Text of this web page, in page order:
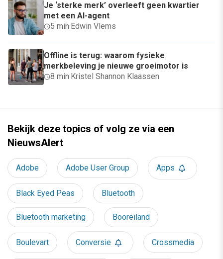
Je ‘sterke merk’ overleeft geen kwartier
met een AI-agent
5 min· Edwin Vlems
Offline is terug: waarom fysieke
merkbeleving je nieuwe groeimotor is
8 min· Kristel Shannon Klaassen
Bekijk deze topics of volg ze via een
NieuwsAlert
Adobe Adobe User Group Apps
Black Eyed Peas Bluetooth
Bluetooth marketing Booreiland
Boulevart Conversie Crossmedia